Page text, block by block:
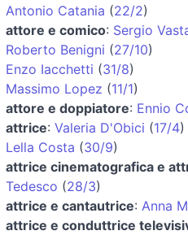
Antonio Catania (22/2)
attore e comico: Sergio
Roberto Benigni (27/10)
Enzo Iacchetti (31/8)
Massimo Lopez (11/1)
attore e doppiatore: Ennio
attrice: Valeria D'Obici (17/4)
Lella Costa (30/9)
attrice cinematografica e
Tedesco (28/3)
attrice e cantautrice: Anna
attrice e conduttrice